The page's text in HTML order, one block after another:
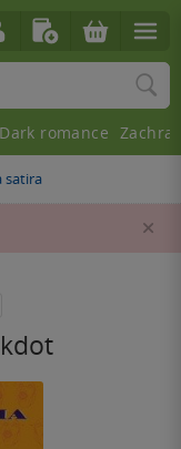
satira
Dark romance